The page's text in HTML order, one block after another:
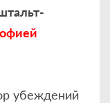
убеждений